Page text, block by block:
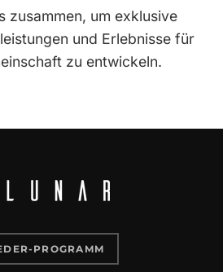
zusammen, um exklusive
und Erlebnisse für
zu entwickeln.
PROGRAMM